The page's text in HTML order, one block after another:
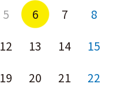
5 6 7
8
12 13 14
15
19 20 21 22